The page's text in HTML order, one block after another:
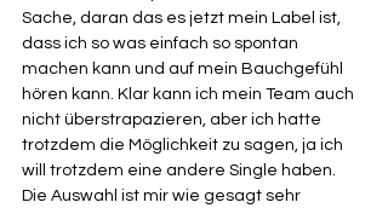
Sache, daran das es jetzt mein Label ist,
dass ich so was einfach so spontan
machen kann und auf mein Bauchgefühl
hören kann. Klar kann ich mein Team auch
nicht überstrapazieren, aber ich hatte
trotzdem die Möglichkeit zu sagen, ja ich
will trotzdem eine andere Single haben.
Die Auswahl ist mir wie gesagt sehr